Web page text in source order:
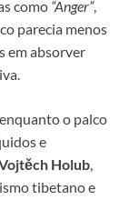
como “Anger”,
parecia menos
em absorver
o palco
e
Holub,
tibetano e